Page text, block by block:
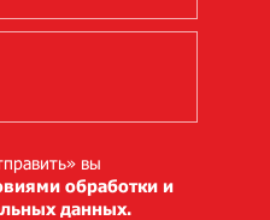
вы
обработки и
данных.